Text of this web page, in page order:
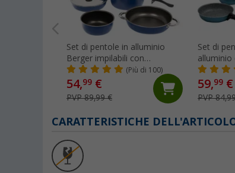
Set di pentole in alluminio
Berger impilabili con
rivestimento antiaderente 9
pezzi blu
(Più di 100)
54,99 €
PVP 89,99 €
Set di
alluminio
removibili
59,99 €
PVP
CARATTERISTICHE